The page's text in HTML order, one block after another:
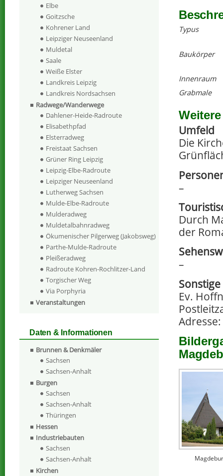
Typus
Baukörper
Innenraum
Grabmale
Umfeld
Die
–
Durch
der
–
Ev.
Elbe
Goitzsche
Kohrener Land
Leipziger Neuseenland
Muldetal
Saale
Weiße Elster
Landkreis Leipzig
Landkreis Nordsachsen
Radwege/Wanderwege
Dahlener-Heide-Radroute
Elisabethpfad
Elsterradweg
Freistaat Sachsen
Grüner Ring Leipzig
Leipzig-Elbe-Radroute
Leipziger Neuseenland
Lutherweg Sachsen
Mulde-Elbe-Radroute
Mulderadweg
Muldetalbahnradweg
Ökumenischer Pilgerweg (Jakobsweg)
Parthe-Mulde-Radroute
Pleißeradweg
Radroute Kohren-Rochlitzer-Land
Torgischer Weg
Via Porphyria
Veranstaltungen
Daten & Informationen
Brunnen & Denkmäler
Sachsen
Sachsen-Anhalt
Burgen
Sachsen
Sachsen-Anhalt
Thüringen
Hessen
Industriebauten
Sachsen
Sachsen-Anhalt
Kirchen